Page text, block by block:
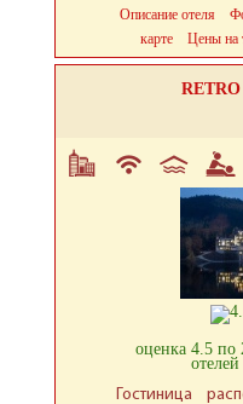
Описание отеля
карте
Цены на
оценка 4.5
Гостиница